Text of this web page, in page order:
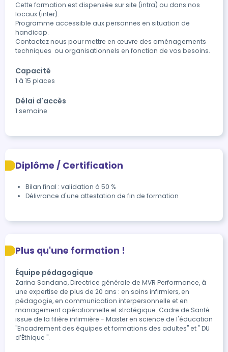
Cette formation est dispensée sur site (intra) ou dans nos
locaux (inter).
Programme accessible aux personnes en situation de
handicap.
Contactez nous pour mettre en œuvre des aménagements
techniques  ou organisationnels en fonction de vos besoins.
Capacité
1 à 15 places
Délai d'accès
1 semaine
Diplôme / Certification
Bilan final : validation à 50 %
Délivrance d'une attestation de fin de formation
Plus qu'une formation !
Équipe pédagogique
Zarina Sandana, Directrice générale de MVR Performance, à
une expertise de plus de 20 ans : en soins infirmiers, en
pédagogie, en communication interpersonnelle et en
management opérationnelle et stratégique. Cadre de Santé
issue de la filière infirmière - Master en science de l'éducation
"Encadrement des équipes et formations des adultes" et " DU
d’Éthique ".